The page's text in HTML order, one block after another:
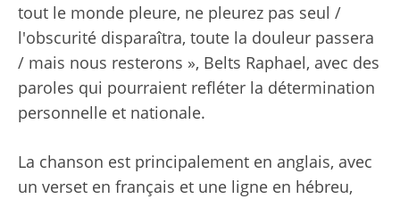
tout le monde pleure, ne pleurez pas seul /
l'obscurité disparaîtra, toute la douleur passera
/ mais nous resterons », Belts Raphael, avec des
paroles qui pourraient refléter la détermination
personnelle et nationale.
La chanson est principalement en anglais, avec
un verset en français et une ligne en hébreu,